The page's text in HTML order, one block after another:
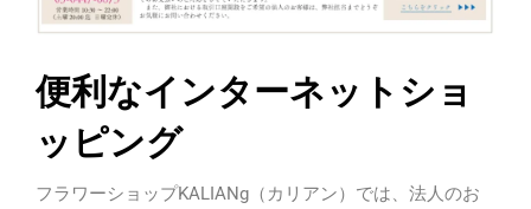
便利なインターネットショ
ッピング
フラワーショップKALIANg（カリアン）では、法人のお